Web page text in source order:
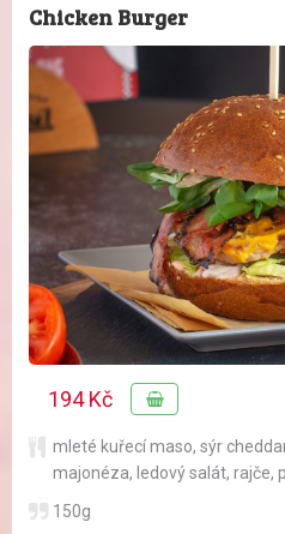
Chicken Burger
194 Kč
mleté kuřecí maso, sýr
majonéza, ledový salát, rajče,
150g